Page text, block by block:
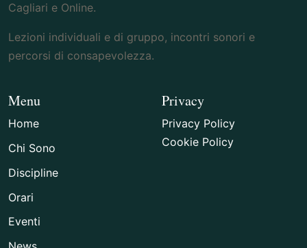
Cagliari e Online.
Lezioni individuali e di gruppo, incontri sonori e
percorsi di consapevolezza.
Menu
Home
Chi Sono
Discipline
Orari
Eventi
Privacy
Privacy Policy
Cookie Policy